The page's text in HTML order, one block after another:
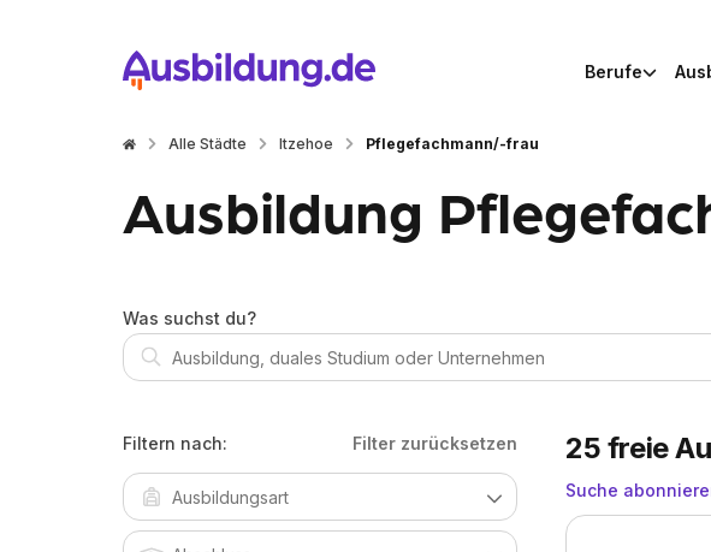
Berufe
Alle Städte Itzehoe Pflegefachmann/-frau
Ausbildung
Was suchst du?
Filtern nach: Filter zurücksetzen 25 freie
Suche